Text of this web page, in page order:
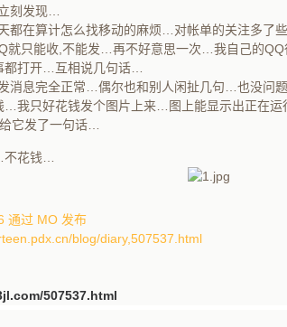
刻发现…
都在算计怎么找移动的麻烦…对帐单的关注多了
就只能收,不能发…再不好意思一次…我自己的
打开…互相说几句话…
消息完全正常…偶尔也和别人闲扯几句…也没问
…我只好花钱发个图片上来…图上能显示出正在
它发了一句话…
花钱…
通过 MO 发布
blog/diary,507537.html
507537.html